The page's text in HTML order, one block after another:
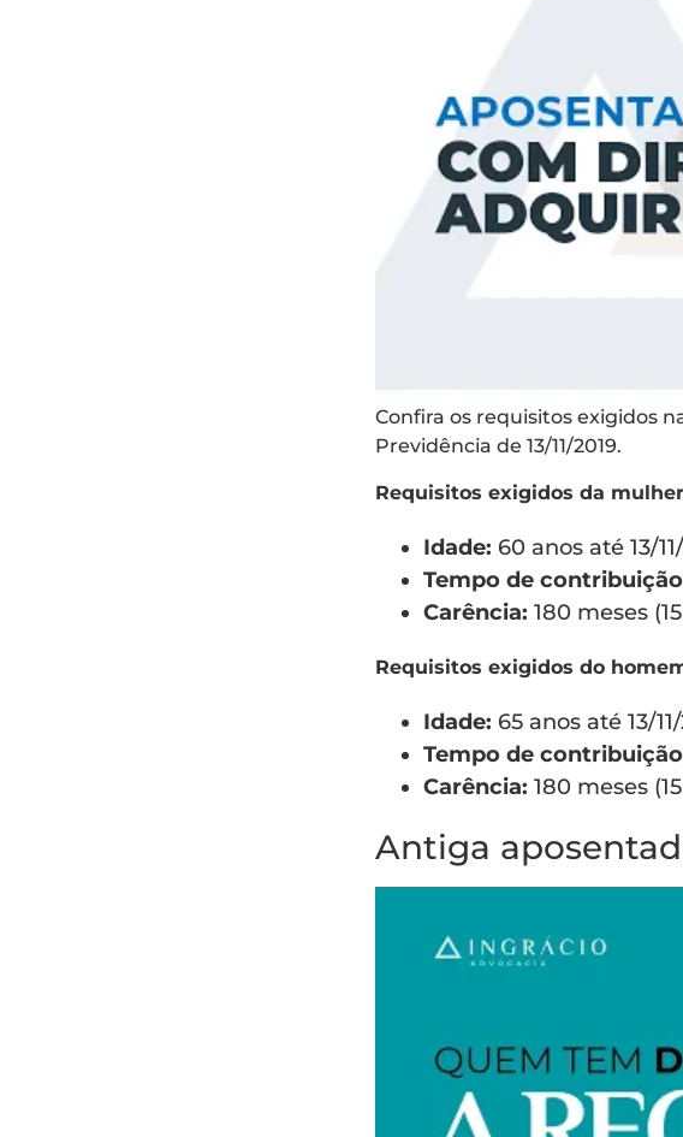
Confira os requisitos exigidos
Previdência de 13/11/2019.
Requisitos exigidos da
Idade: 60 anos até 13/
Tempo de
Carência: 180 meses
Requisitos exigidos do
Idade: 65 anos até 13/
Tempo de
Carência: 180 meses
Antiga